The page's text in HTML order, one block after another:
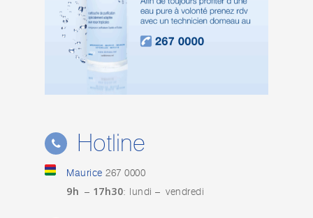
Hotline
Maurice 267 0000
9h – 17h30: lundi – vendredi